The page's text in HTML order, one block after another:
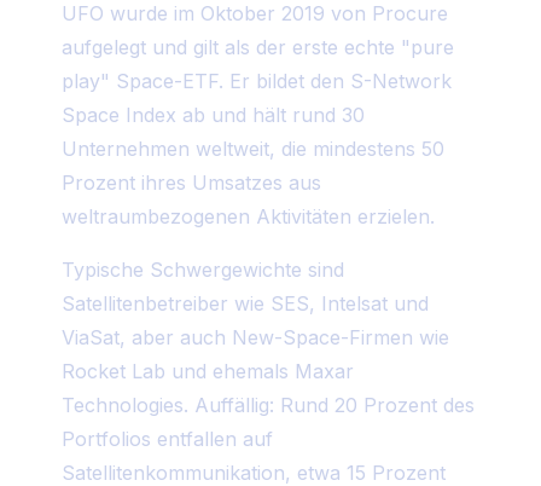
UFO wurde im Oktober 2019 von Procure
aufgelegt und gilt als der erste echte "pure
play" Space-ETF. Er bildet den S-Network
Space Index ab und hält rund 30
Unternehmen weltweit, die mindestens 50
Prozent ihres Umsatzes aus
weltraumbezogenen Aktivitäten erzielen.
Typische Schwergewichte sind
Satellitenbetreiber wie SES, Intelsat und
ViaSat, aber auch New-Space-Firmen wie
Rocket Lab und ehemals Maxar
Technologies. Auffällig: Rund 20 Prozent des
Portfolios entfallen auf
Satellitenkommunikation, etwa 15 Prozent